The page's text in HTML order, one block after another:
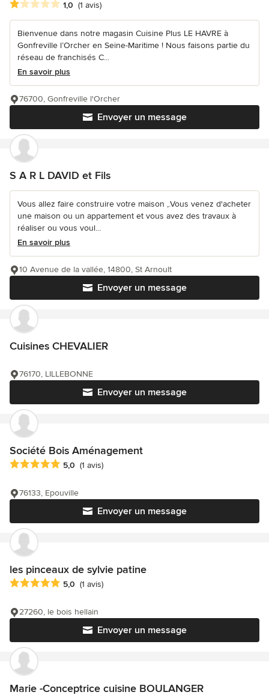
Note moyenne : 1 étoiles sur 5
1,0 (1 avis)
Bienvenue dans notre magasin Cuisine Plus LE HAVRE à
Gonfreville l’Orcher en Seine-Maritime ! Nous faisons partie du
réseau de franchisés C...
En savoir plus
Envoyer un message
76700, Gonfreville l'Orcher
S A R L DAVID et Fils
Vous allez faire construire votre maison ,.Vous venez d'acheter
une maison ou un appartement et vous avez des travaux à
réaliser ou vous voul...
En savoir plus
Envoyer un message
10 Avenue de la vallée, 14800, St Arnoult
Cuisines CHEVALIER
Envoyer un message
76170, LILLEBONNE
Société Bois Aménagement
Note moyenne : 5 étoiles sur 5
5,0 (1 avis)
Envoyer un message
76133, Epouville
les pinceaux de sylvie patine
Note moyenne : 5 étoiles sur 5
5,0 (1 avis)
Envoyer un message
27260, le bois hellain
Marie -Conceptrice cuisine BOULANGER